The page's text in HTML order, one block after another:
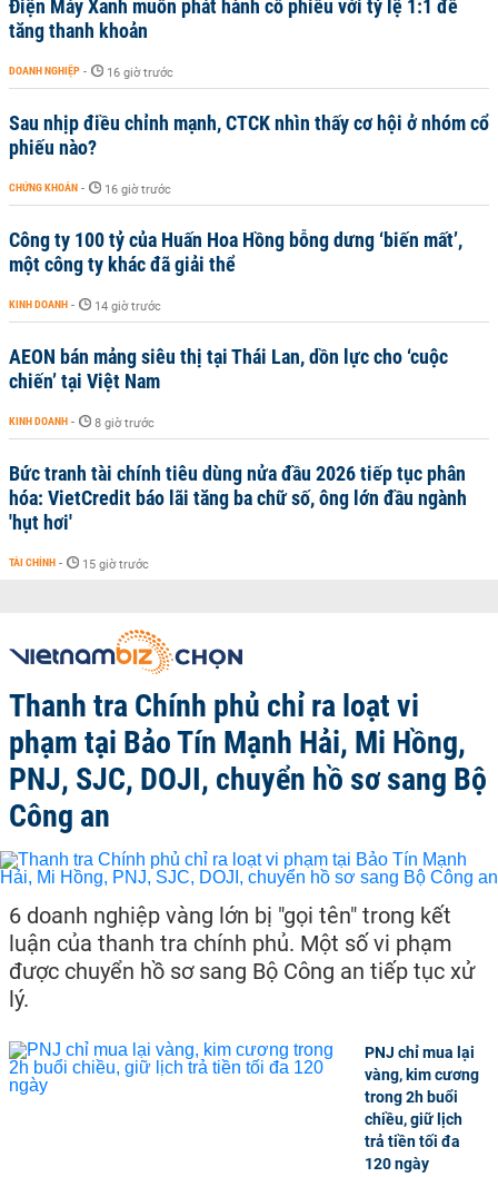
Điện Máy Xanh muốn phát hành cổ phiếu với tỷ lệ 1:1 để
tăng thanh khoản
DOANH NGHIỆP - 16 giờ trước
Sau nhịp điều chỉnh mạnh, CTCK nhìn thấy cơ hội ở nhóm cổ
phiếu nào?
CHỨNG KHOÁN - 16 giờ trước
Công ty 100 tỷ của Huấn Hoa Hồng bỗng dưng ‘biến mất’,
một công ty khác đã giải thể
KINH DOANH - 14 giờ trước
AEON bán mảng siêu thị tại Thái Lan, dồn lực cho ‘cuộc
chiến’ tại Việt Nam
KINH DOANH - 8 giờ trước
Bức tranh tài chính tiêu dùng nửa đầu 2026 tiếp tục phân
hóa: VietCredit báo lãi tăng ba chữ số, ông lớn đầu ngành
'hụt hơi'
TÀI CHÍNH - 15 giờ trước
Thanh tra Chính phủ chỉ ra loạt vi
phạm tại Bảo Tín Mạnh Hải, Mi Hồng,
PNJ, SJC, DOJI, chuyển hồ sơ sang Bộ
Công an
6 doanh nghiệp vàng lớn bị "gọi tên" trong kết
luận của thanh tra chính phủ. Một số vi phạm
được chuyển hồ sơ sang Bộ Công an tiếp tục xử
lý.
PNJ chỉ mua lại
vàng, kim cương
trong 2h buổi
chiều, giữ lịch
trả tiền tối đa
120 ngày